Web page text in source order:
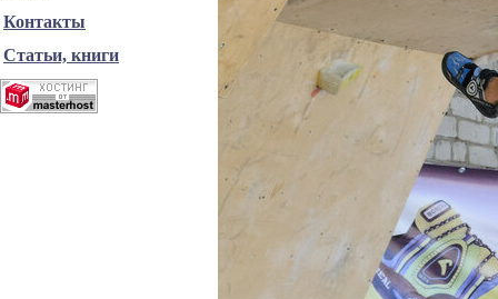
Контакты
Статьи, книги